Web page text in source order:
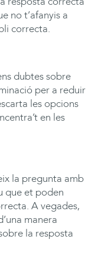
no t’afanyis a
correcta.
dubtes sobre
per a reduir
les opcions
en les
la pregunta amb
que et poden
A vegades,
manera
la resposta